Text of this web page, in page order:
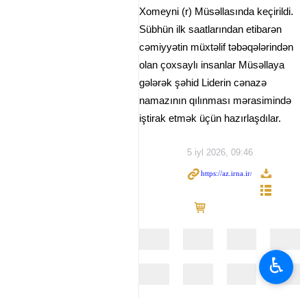
Xomeyni (r) Müsəllasında keçirildi.
Sübhün ilk saatlarından etibarən
cəmiyyətin müxtəlif təbəqələrindən
olan çoxsaylı insanlar Müsəllaya
gələrək şəhid Liderin cənazə
namazının qılınması mərasimində
iştirak etmək üçün hazırlaşdılar.
5 iyl 2026, 09:46
♿︎